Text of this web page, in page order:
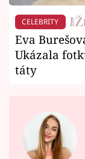
CELEBRITY
Eva
Ukázala
táty